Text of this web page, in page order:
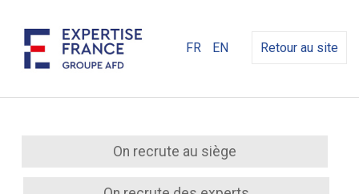
FR EN Retour au site
On recrute au siège